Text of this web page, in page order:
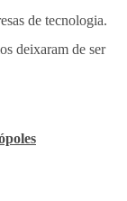
de tecnologia.
deixaram de ser